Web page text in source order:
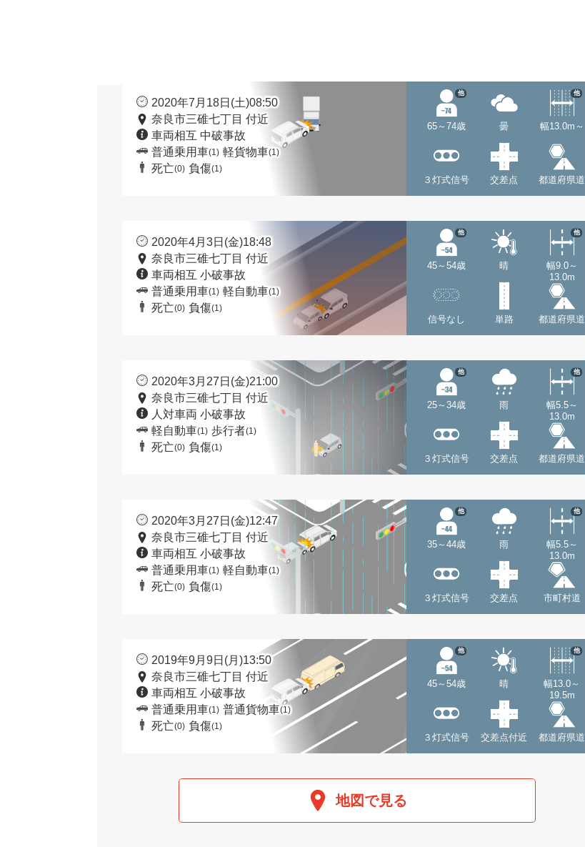
2020年7月18日(土)08:50
奈良市三碓七丁目 付近
車両相互 中破事故
普通乗用車(1) 軽貨物車(1)
死亡(0) 負傷(1)
65～74歳
他
曇 幅13.0m～
他
３灯式信号 交差点 都道府県道
2020年4月3日(金)18:48
奈良市三碓七丁目 付近
車両相互 小破事故
普通乗用車(1) 軽自動車(1)
死亡(0) 負傷(1)
45～54歳
他
晴
幅9.0～
13.0m
他
信号なし 単路 都道府県道
2020年3月27日(金)21:00
奈良市三碓七丁目 付近
人対車両 小破事故
軽自動車(1) 歩行者(1)
死亡(0) 負傷(1)
25～34歳
他
雨
幅5.5～
13.0m
他
３灯式信号 交差点 都道府県道
2020年3月27日(金)12:47
奈良市三碓七丁目 付近
車両相互 小破事故
普通乗用車(1) 軽自動車(1)
死亡(0) 負傷(1)
35～44歳
他
雨
幅5.5～
13.0m
他
３灯式信号 交差点 市町村道
2019年9月9日(月)13:50
奈良市三碓七丁目 付近
車両相互 小破事故
普通乗用車(1) 普通貨物車(1)
死亡(0) 負傷(1)
45～54歳
他
晴
幅13.0～
19.5m
他
３灯式信号 交差点付近 都道府県道
地図で見る